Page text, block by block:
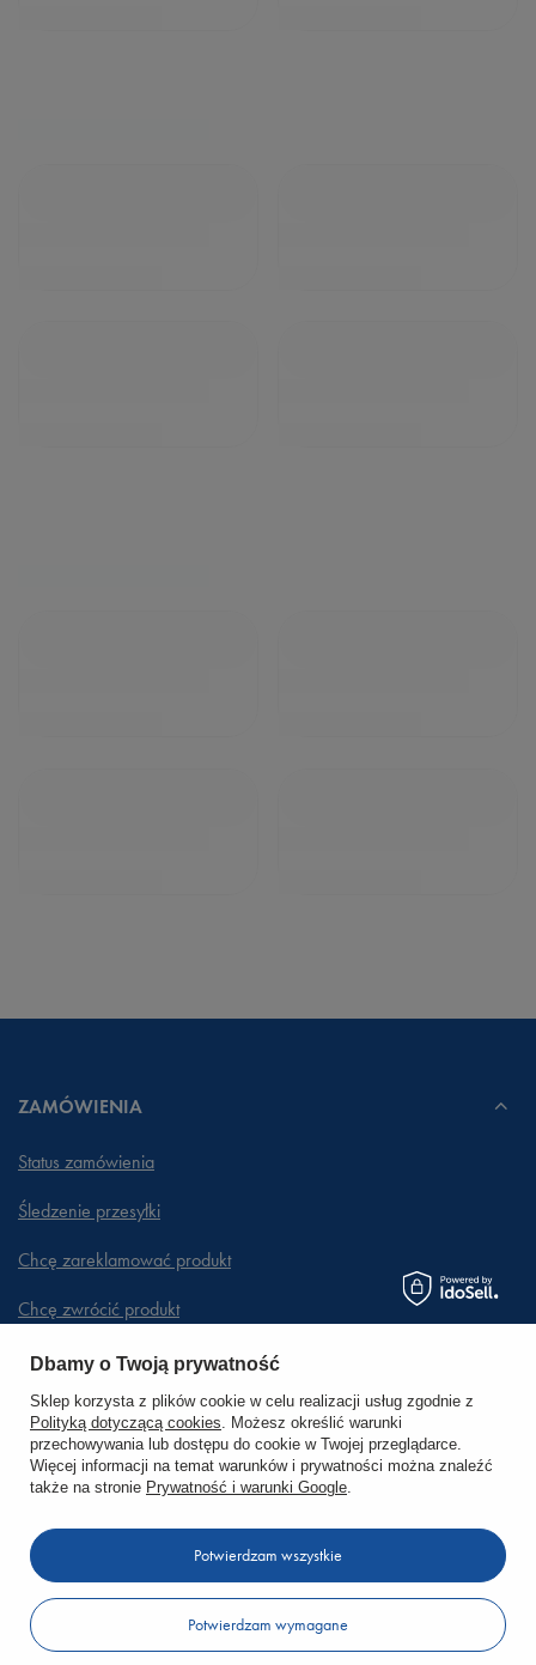
ZAMÓWIENIA
Status zamówienia
Śledzenie przesyłki
Chcę zareklamować produkt
Chcę zwrócić produkt
Chcę wymienić towar
KONTO
REGULAMINY
KONTAKT
W sklepie prezentujemy ceny brutto (z VAT).
Dbamy o Twoją prywatność
Sklep korzysta z plików cookie w celu realizacji usług zgodnie z
Polityką dotyczącą cookies. Możesz określić warunki
przechowywania lub dostępu do cookie w Twojej przeglądarce.
Więcej informacji na temat warunków i prywatności można znaleźć
także na stronie Prywatność i warunki Google.
Potwierdzam wymagane
Potwierdzam wszystkie